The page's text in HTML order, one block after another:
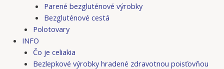
Parené bezgluténové výrobky
Bezgluténové cestá
Polotovary
INFO
Čo je celiakia
Bezlepkové výrobky hradené zdravotnou poisťovňou